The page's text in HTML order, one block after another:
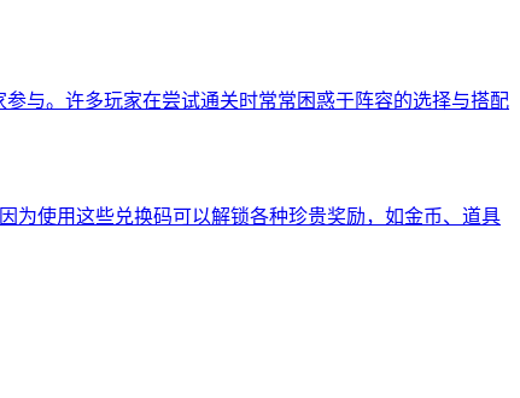
与。许多玩家在尝试通关时常常困惑于阵容的选择与搭配
为使用这些兑换码可以解锁各种珍贵奖励，如金币、道具